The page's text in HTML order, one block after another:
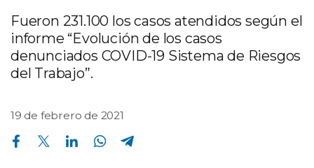
Fueron 231.100 los casos atendidos según el
informe “Evolución de los casos
denunciados COVID-19 Sistema de Riesgos
del Trabajo”.
19 de febrero de 2021
Compartir en Facebook Compartir en Twitter Compartir en Linkedin Compartir en Whatsapp